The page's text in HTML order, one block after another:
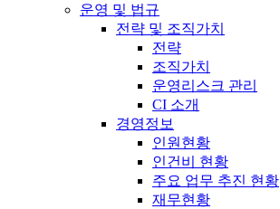
운영 및 법규
전략 및 조직가치
전략
조직가치
운영리스크 관리
CI 소개
경영정보
인원현황
인건비 현황
주요 업무 추진 현황
재무현황